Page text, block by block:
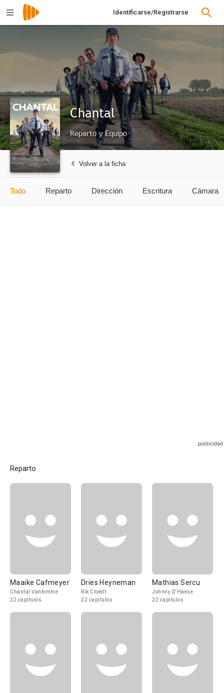
Identificarse/Registrarse
Chantal
Reparto y Equipo
Volver a la ficha
Todo Reparto Dirección Escritura Cámara
Reparto
Maaike Cafmeyer
Chantal Vantomme
22 capítulos
Dries Heyneman
Rik Cloedt
22 capítulos
Mathias Sercu
Johnny D'Haese
22 capítulos